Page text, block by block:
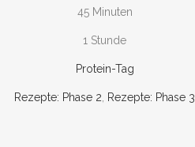
45 Minuten
1 Stunde
Protein-Tag
Rezepte: Phase 2 Rezepte: Phase 3